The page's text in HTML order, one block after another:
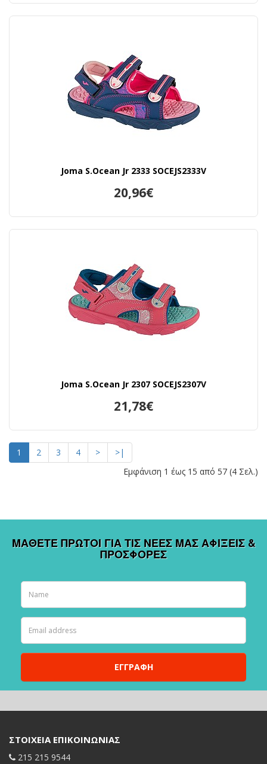
Joma S.Ocean Jr 2333 SOCEJS2333V
20,96€
Joma S.Ocean Jr 2307 SOCEJS2307V
21,78€
1 2 3 4 >
>|
Εμφάνιση 1 έως 15 από 57 (4 Σελ.)
ΜΆΘΕΤΕ ΠΡΏΤΟΙ ΓΙΑ ΤΙΣ ΝΕΕΣ ΜΑΣ ΑΦΊΞΕΙΣ &
ΠΡΟΣΦΟΡΈΣ
ΕΓΓΡΑΦΉ
ΣΤΟΙΧΕΊΑ ΕΠΙΚΟΙΝΩΝΊΑΣ
215 215 9544